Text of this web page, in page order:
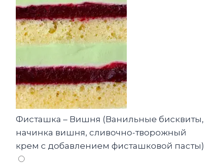
Фисташка – Вишня (Ванильные бисквиты,
начинка вишня, сливочно-творожный
крем с добавлением фисташковой пасты)